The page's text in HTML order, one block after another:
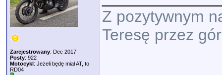
Zarejestrowany: Dec 2017
Posty: 922
Motocykl: Jeżeli będę miał AT, to
RD04
Z pozytywnym
Teresę przez